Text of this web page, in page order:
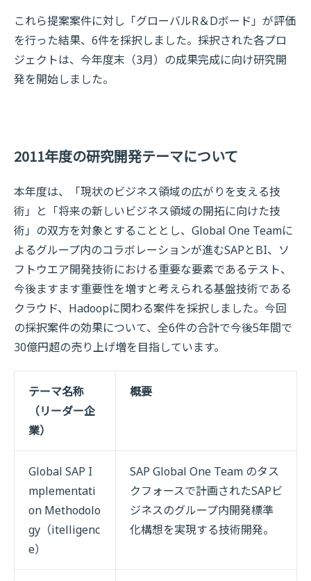
これら提案案件に対し「グローバルR＆Dボード」が評価
を行った結果、6件を採択しました。採択された各プロ
ジェクトは、今年度末（3月）の成果完成に向け研究開
発を開始しました。
2011年度の研究開発テーマについて
本年度は、「現状のビジネス領域の広がりを支える技
術」と「将来の新しいビジネス領域の開拓に向けた技
術」の双方を対象とすることとし、Global One Teamに
よるグループ内のコラボレーションが進むSAPとBI、ソ
フトウエア開発技術における重要な要素であるテスト、
今後ますます重要性を増すと考えられる基盤技術である
クラウド、Hadoopに関わる案件を採択しました。今回
の採択案件の効果について、全6件の合計で今後5年間で
30億円超の売り上げ増を目指しています。
テーマ名称
（リーダー企
業）
概要
Global SAP I
mplementati
on Methodolo
gy（itelligenc
e）
SAP Global One Team のタス
クフォースで計画されたSAPビ
ジネスのグループ内開発標準
化構想を実現する技術開発。